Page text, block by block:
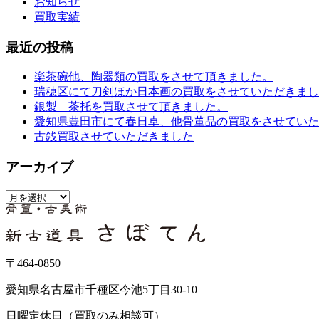
買取実績
最近の投稿
楽茶碗他、陶器類の買取をさせて頂きました。
瑞穂区にて刀剣ほか日本画の買取をさせていただきまし
銀製 茶托を買取させて頂きました。
愛知県豊田市にて春日卓、他骨董品の買取をさせていた
古銭買取させていただきました
アーカイブ
ア
ー
カ
イ
〒464-0850
愛知県名古屋市千種区今池5丁目30-10
日曜定休日（買取のみ相談可）